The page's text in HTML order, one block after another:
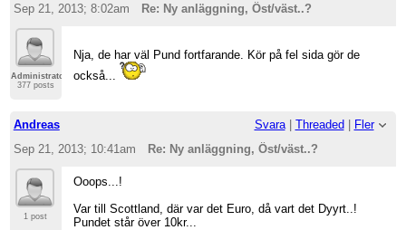
Sep 21, 2013; 8:02am
Re: Ny anläggning, Öst/väst..?
Administrator
377 posts
Nja, de har väl Pund fortfarande. Kör på fel sida gör de
också...
Andreas Svara| Threaded
Fler
Sep 21, 2013; 10:41am
Re: Ny anläggning, Öst/väst..?
1 post
Ooops...!
Var till Scottland, där var det Euro, då vart det Dyyrt..!
Pundet står över 10kr...